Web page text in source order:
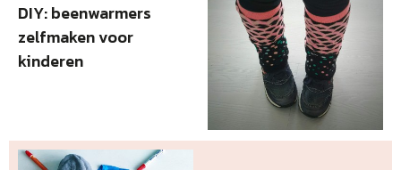
DIY: beenwarmers
zelfmaken voor
kinderen